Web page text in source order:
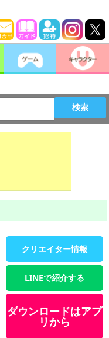
検索
クリエイター情報
LINEで紹介する
ダウンロードはアプ
リから